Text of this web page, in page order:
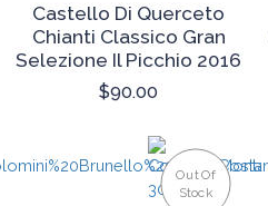
Castello Di Querceto
Chianti Classico Gran
Selezione Il Picchio 2016
$90.00
Out Of
Stock